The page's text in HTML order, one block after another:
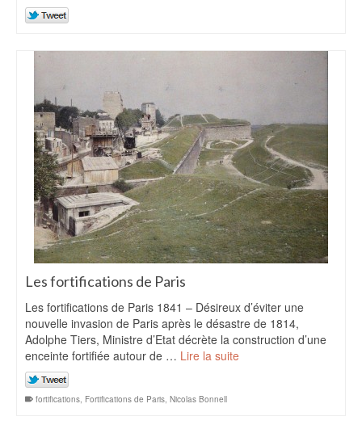
Les fortifications de Paris
Les fortifications de Paris 1841 – Désireux d’éviter une
nouvelle invasion de Paris après le désastre de 1814,
Adolphe Tiers, Ministre d’Etat décrète la construction d’une
enceinte fortifiée autour de … Lire la suite
fortifications, Fortifications de Paris, Nicolas Bonnell